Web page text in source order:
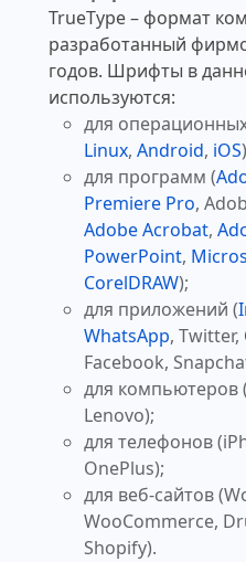
TrueType – формат
разработанный
годов. Шрифты в
используются:
для
Linux, Android, iOS
для программ (
Premiere Pro,
Adobe Acrobat,
PowerPoint,
CorelDRAW);
для приложений (
WhatsApp, Twitter,
Facebook,
для компьютеров
Lenovo);
для телефонов
OnePlus);
для веб-сайтов
WooCommerce,
Shopify).